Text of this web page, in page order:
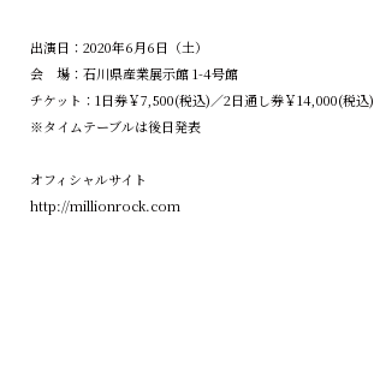
出演日：2020年6月6日（土）
会 場：石川県産業展示館 1-4号館
チケット：1日券￥7,500(税込)／2日通し券￥14,000(税込)
※タイムテーブルは後日発表
オフィシャルサイト
http://millionrock.com